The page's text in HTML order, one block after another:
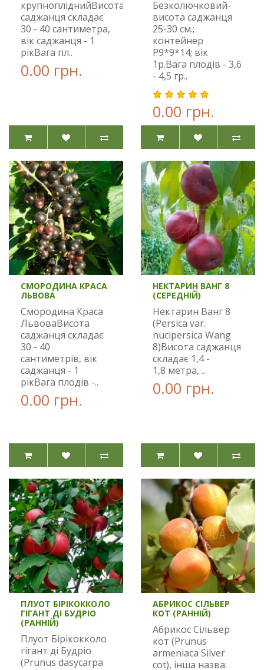
крупнопліднийВисота
саджанця складає
30 - 40 сантиметра,
вік саджанця - 1
рікВага пл..
0.00 грн.
Безколючковий-
висота саджанця
25-30 см.;
контейнер
Р9*9*14; вік
1р.Вага плодів - 3,6
- 4,5 гр..
0.00 грн.
СМОРОДИНА КРАСА
ЛЬВОВА
Смородина Краса
ЛьвоваВисота
саджанця складає
30 - 40
сантиметрів, вік
саджанця - 1
рікВага плодів -..
0.00 грн.
НЕКТАРИН ВАНГ 8
(СЕРЕДНІЙ)
Нектарин Ванг 8
(Persica var.
nucipersica Wang
8)Висота саджанця
складає 1,4 -
1,8 метра, ..
0.00 грн.
ПЛУОТ БІРІКОККОЛО
ГІГАНТ ДІ БУДРІО
(РАННІЙ)
Плуот Бірікокколо
гігант ді Будріо
(Prunus dasycarpa
АБРИКОС СІЛЬВЕР
КОТ (РАННІЙ)
Абрикос Сільвер
кот (Prunus
armeniaca Silver
cot), інша назва: